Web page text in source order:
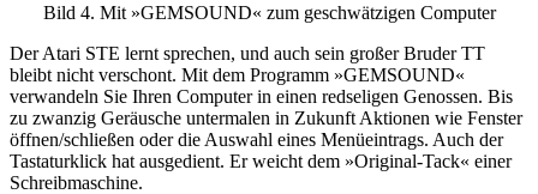
Bild 4. Mit »GEMSOUND« zum geschwätzigen Computer
Der Atari STE lernt sprechen, und auch sein großer Bruder TT
bleibt nicht verschont. Mit dem Programm »GEMSOUND«
verwandeln Sie Ihren Computer in einen redseligen Genossen. Bis
zu zwanzig Geräusche untermalen in Zukunft Aktionen wie Fenster
öffnen/schließen oder die Auswahl eines Menüeintrags. Auch der
Tastaturklick hat ausgedient. Er weicht dem »Original-Tack« einer
Schreibmaschine.